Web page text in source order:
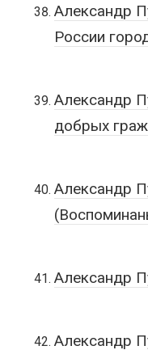
Александр
России
Александр
добрых
Александр
Александр
Александр